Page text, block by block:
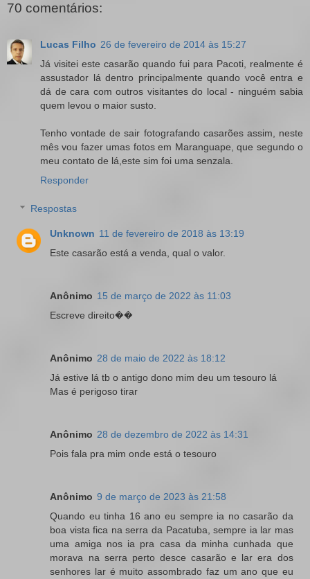
70 comentários:
Lucas Filho 26 de fevereiro de 2014 às 15:27
Já visitei este casarão quando fui para Pacoti, realmente é
assustador lá dentro principalmente quando você entra e
dá de cara com outros visitantes do local - ninguém sabia
quem levou o maior susto.
Tenho vontade de sair fotografando casarões assim, neste
mês vou fazer umas fotos em Maranguape, que segundo o
meu contato de lá,este sim foi uma senzala.
Responder
Respostas
Unknown 11 de fevereiro de 2018 às 13:19
Este casarão está a venda, qual o valor.
Anônimo 15 de março de 2022 às 11:03
Escreve direito��
Anônimo 28 de maio de 2022 às 18:12
Já estive lá tb o antigo dono mim deu um tesouro lá
Mas é perigoso tirar
Anônimo 28 de dezembro de 2022 às 14:31
Pois fala pra mim onde está o tesouro
Anônimo 9 de março de 2023 às 21:58
Quando eu tinha 16 ano eu sempre ia no casarão da
boa vista fica na serra da Pacatuba, sempre ia lar mas
uma amiga nos ia pra casa da minha cunhada que
morava na serra perto desce casarão e lar era dos
senhores lar é muito assombrado faz um ano que eu